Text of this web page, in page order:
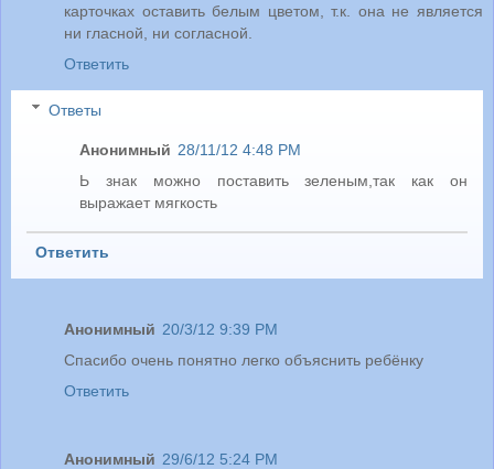
карточках оставить белым цветом, т.к. она не является
ни гласной, ни согласной.
Ответить
Ответы
Анонимный 28/11/12 4:48 PM
Ь знак можно поставить зеленым,так как он
выражает мягкость
Ответить
Анонимный 20/3/12 9:39 PM
Спасибо очень понятно легко объяснить ребёнку
Ответить
Анонимный 29/6/12 5:24 PM